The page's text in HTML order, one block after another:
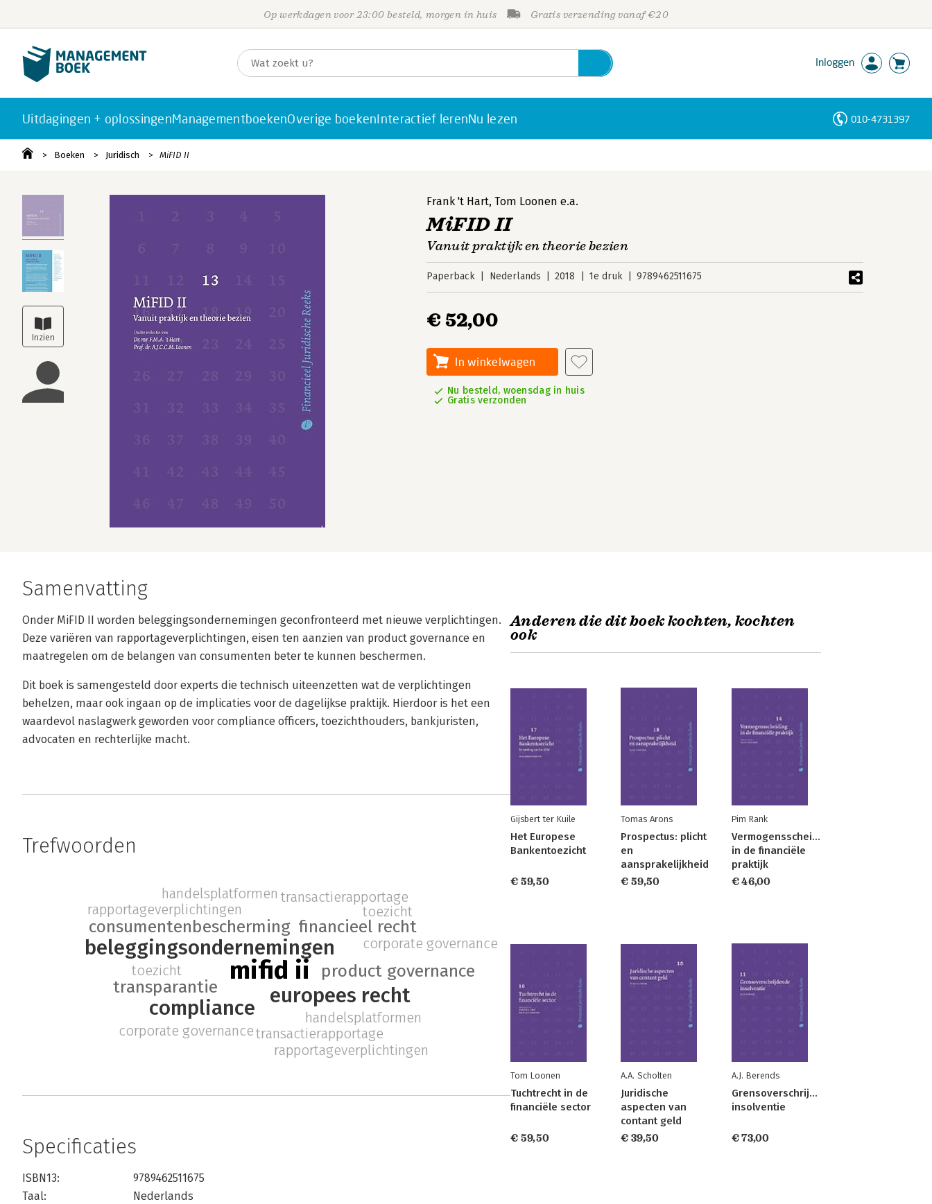
Op werkdagen voor 23:00 besteld, morgen in huis Gratis verzending vanaf €20
Inloggen
Uitdagingen + oplossingenManagementboekenOverige boekenInteractief lerenNu lezen 010-4731397
Boeken Juridisch MiFID II
Frank 't Hart,Tom Loonen e.a.
MiFID II
Vanuit praktijk en theorie bezien
Paperback Nederlands 2018 1e druk 9789462511675
€ 52,00
In winkelwagen
Nu besteld, woensdag in huis
Gratis verzonden
Samenvatting
Onder MiFID II worden beleggingsondernemingen geconfronteerd met nieuwe verplichtingen.
Deze variëren van rapportageverplichtingen, eisen ten aanzien van product governance en
maatregelen om de belangen van consumenten beter te kunnen beschermen.
Dit boek is samengesteld door experts die technisch uiteenzetten wat de verplichtingen
behelzen, maar ook ingaan op de implicaties voor de dagelijkse praktijk. Hierdoor is het een
waardevol naslagwerk geworden voor compliance officers, toezichthouders, bankjuristen,
advocaten en rechterlijke macht.
Trefwoorden
mifid ii
beleggingsondernemingen
europees recht
compliance
transparantie
consumentenbescherming financieel recht
product governance
handelsplatformen
transactierapportage
corporate governance
toezicht
rapportageverplichtingen
handelsplatformen transactierapportage
corporate governance
toezicht
rapportageverplichtingen
Specificaties
ISBN13:
9789462511675
Taal:
Nederlands
Anderen die dit boek kochten, kochten
ook
Gijsbert ter Kuile
Het Europese
Bankentoezicht
€ 59,50
Tomas Arons
Prospectus: plicht
en
aansprakelijkheid
€ 59,50
Pim Rank
Vermogensscheiding
in de financiële
praktijk
€ 46,00
Tom Loonen
Tuchtrecht in de
financiële sector
€ 59,50
A.A. Scholten
Juridische
aspecten van
contant geld
€ 39,50
A.J. Berends
Grensoverschrijdende
insolventie
€ 73,00
Personen